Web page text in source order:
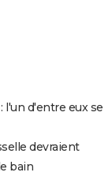
l'un d'entre eux se
devraient
bain